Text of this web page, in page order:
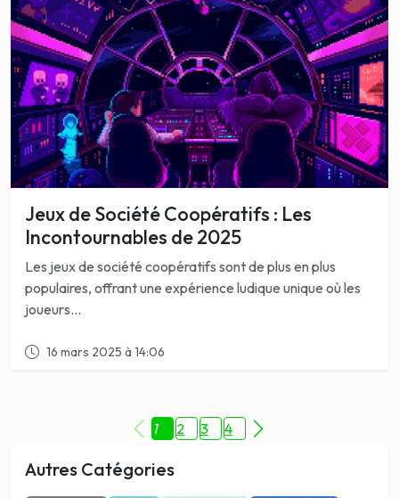
Jeux de Société Coopératifs : Les
Incontournables de 2025
Les jeux de société coopératifs sont de plus en plus
populaires, offrant une expérience ludique unique où les
joueurs...
16 mars 2025 à 14:06
1 2 3 4
Autres Catégories